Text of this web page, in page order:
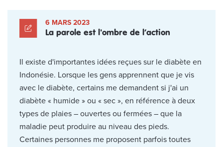
6 MARS 2023
La parole est l'ombre de l’action
Il existe d'importantes idées reçues sur le diabète en
Indonésie. Lorsque les gens apprennent que je vis
avec le diabète, certains me demandent si j'ai un
diabète « humide » ou « sec », en référence à deux
types de plaies – ouvertes ou fermées – que la
maladie peut produire au niveau des pieds.
Certaines personnes me proposent parfois toutes